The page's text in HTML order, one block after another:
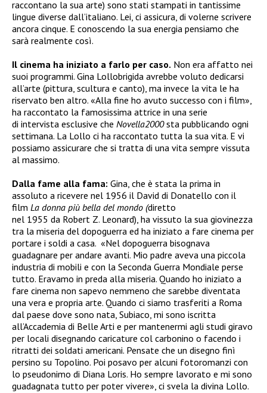
raccontano la sua arte) sono stati stampati in tantissime
lingue diverse dall’italiano. Lei, ci assicura, di volerne scrivere
ancora cinque. E conoscendo la sua energia pensiamo che
sarà realmente così.
Il cinema ha iniziato a farlo per caso. Non era affatto nei
suoi programmi. Gina Lollobrigida avrebbe voluto dedicarsi
all’arte (pittura, scultura e canto), ma invece la vita le ha
riservato ben altro. «Alla fine ho avuto successo con i film»,
ha raccontato la famosissima attrice in una serie
di intervista esclusive che Novella2000sta pubblicando ogni
settimana. La Lollo ci ha raccontato tutta la sua vita. E vi
possiamo assicurare che si tratta di una vita sempre vissuta
al massimo.
Dalla fame alla fama: Gina, che è stata la prima in
assoluto a ricevere nel 1956 il David di Donatello con il
film La donna più bella del mondo (diretto
nel 1955 da Robert Z. Leonard), ha vissuto la sua giovinezza
tra la miseria del dopoguerra ed ha iniziato a fare cinema per
portare i soldi a casa. «Nel dopoguerra bisognava
guadagnare per andare avanti. Mio padre aveva una piccola
industria di mobili e con la Seconda Guerra Mondiale perse
tutto. Eravamo in preda alla miseria. Quando ho iniziato a
fare cinema non sapevo nemmeno che sarebbe diventata
una vera e propria arte. Quando ci siamo trasferiti a Roma
dal paese dove sono nata, Subiaco, mi sono iscritta
all’Accademia di Belle Arti e per mantenermi agli studi giravo
per locali disegnando caricature col carbonino o facendo i
ritratti dei soldati americani. Pensate che un disegno finì
persino su Topolino. Poi posavo per alcuni fotoromanzi con
lo pseudonimo di Diana Loris. Ho sempre lavorato e mi sono
guadagnata tutto per poter vivere», ci svela la divina Lollo.